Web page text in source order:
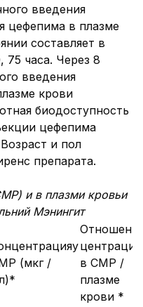
введения
цефепима в плазме
составляет в
75 часа. Через 8
введения
крови
биодоступность
цефепима
и пол
препарата.
Р) ив плазмикровьи
ийМэнингит
(мкг /
центрации
в СМР /
плазме
крови *